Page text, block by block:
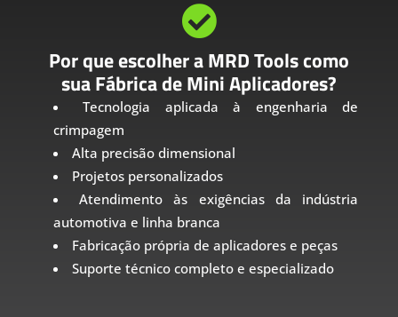

Por que escolher a MRD Tools como
sua Fábrica de Mini Aplicadores?
Tecnologia aplicada à engenharia de
crimpagem
Alta precisão dimensional
Projetos personalizados
Atendimento às exigências da indústria
automotiva e linha branca
Fabricação própria de aplicadores e peças
Suporte técnico completo e especializado